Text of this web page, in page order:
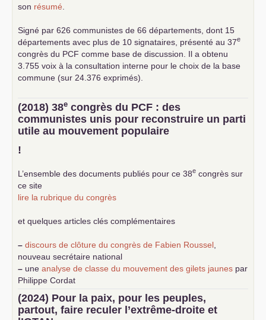
son résumé
Signé par 626 communistes de 66 départements, dont 15
départements avec plus de 10 signataires, présenté au 37e
congrès du PCF comme base de discussion. Il a obtenu
3.755 voix à la consultation interne pour le choix de la base
commune (sur 24.376 exprimés).
(2018) 38e congrès du PCF : des
communistes unis pour reconstruire un parti
utile au mouvement populaire
!
L’ensemble des documents publiés pour ce 38e congrès sur
ce site
lire la rubrique du congrès
et quelques articles clés complémentaires
– discours de clôture du congrès de Fabien Roussel
nouveau secrétaire national
– une analyse de classe du mouvement des gilets jaunes par
Philippe Cordat
–
un texte de Jean-Claude Delaunay
le marxisme est la
science sociale de notre temps
–un appel proposé aux partis communistes et ouvrier
(2024) Pour la paix, pour les peuples,
partout, faire reculer l’extrême-droite et